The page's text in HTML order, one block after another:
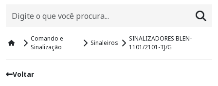
Comando e
Sinalização
Sinaleiros
SINALIZADORES BLEN-
1101/2101-TJ/G
Voltar